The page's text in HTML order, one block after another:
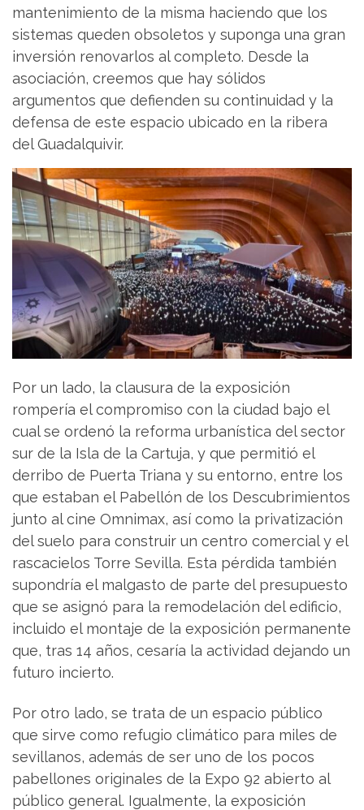
mantenimiento de la misma haciendo que los
sistemas queden obsoletos y suponga una gran
inversión renovarlos al completo. Desde la
asociación, creemos que hay sólidos
argumentos que defienden su continuidad y la
defensa de este espacio ubicado en la ribera
del Guadalquivir.
Por un lado, la clausura de la exposición
rompería el compromiso con la ciudad bajo el
cual se ordenó la reforma urbanística del sector
sur de la Isla de la Cartuja, y que permitió el
derribo de Puerta Triana y su entorno, entre los
que estaban el Pabellón de los Descubrimientos
junto al cine Omnimax, así como la privatización
del suelo para construir un centro comercial y el
rascacielos Torre Sevilla. Esta pérdida también
supondría el malgasto de parte del presupuesto
que se asignó para la remodelación del edificio,
incluido el montaje de la exposición permanente
que, tras 14 años, cesaría la actividad dejando un
futuro incierto.
Por otro lado, se trata de un espacio público
que sirve como refugio climático para miles de
sevillanos, además de ser uno de los pocos
pabellones originales de la Expo 92 abierto al
público general. Igualmente, la exposición